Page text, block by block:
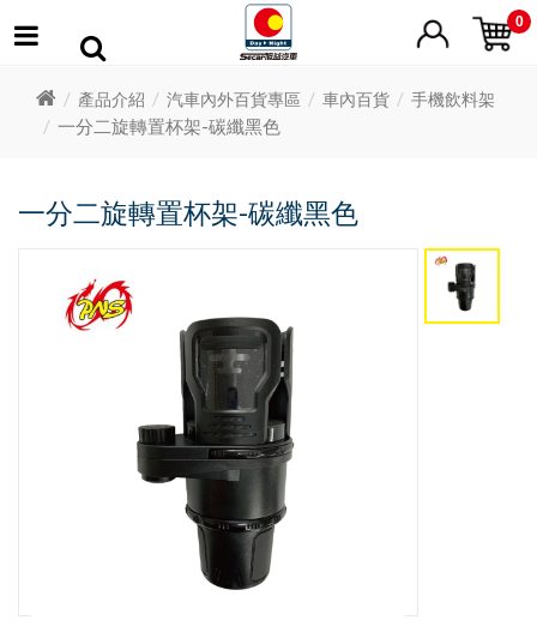
0
產品介紹 汽車內外百貨專區 車內百貨 手機飲料架
一分二旋轉置杯架-碳纖黑色
一分二旋轉置杯架-碳纖黑色